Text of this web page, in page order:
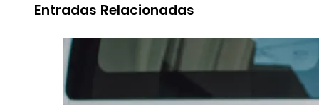
Entradas Relacionadas